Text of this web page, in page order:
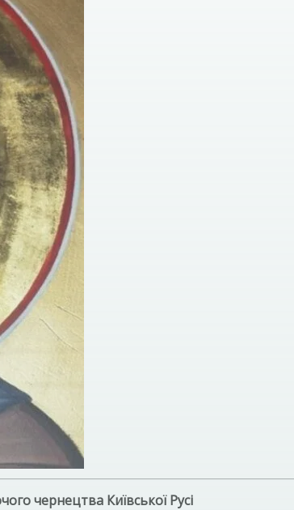
чернецтва Київської Русі